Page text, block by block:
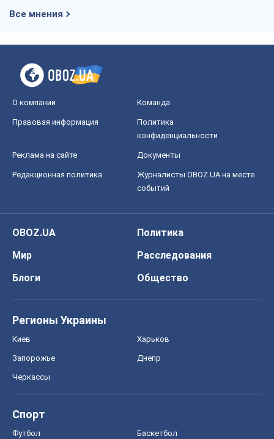
Все мнения
О компании Команда
Правовая информация
Политика
конфиденциальности
Реклама на сайте Документы
Редакционная политика
Журналисты OBOZ.UA на месте
событий
OBOZ.UA
Политика
Мир
Расследования
Блоги
Общество
Регионы Украины
Киев Харьков
Запорожье Днепр
Черкассы
Спорт
Футбол Баскетбол